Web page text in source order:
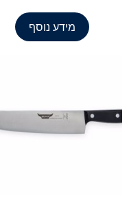
מידע נוסף